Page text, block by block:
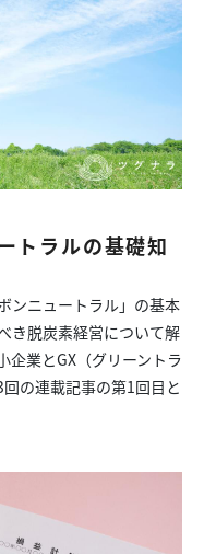
トラルの基礎知
ンニュートラル」の基本
き脱炭素経営について解
企業とGX（グリーントラ
の連載記事の第1回目と